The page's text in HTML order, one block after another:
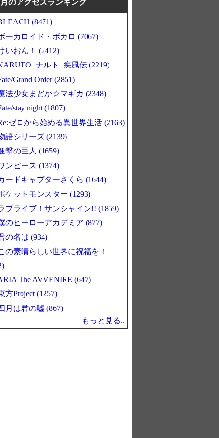
のアクセスランキング
(8471)
ーカロイド・ボカロ (7067)
いおん！ (2412)
-ナルト- 疾風伝 (2219)
Grand Order (2851)
法少女まどか☆マギカ (2348)
stay night (1807)
ゼロから始める異世界生活 (2163)
語シリーズ (2139)
撃の巨人 (1659)
ンピース (1374)
ードキャプターさくら (1644)
ケットモンスター (1293)
ブライブ！サンシャイン!! (1859)
のヒーローアカデミア (877)
の名は (934)
の素晴らしい世界に祝福を！
The AVVENIRE (647)
方Project (1257)
月は君の嘘 (867)
もっと見る..